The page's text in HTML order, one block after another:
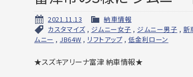
2021.11.13
納車情報
カスタマイズ , ジムニー女子 , ジムニー男子 , 新
ムニー , JB64W , リフトアップ , 低金利ローン
★スズキアリーナ富津 納車情報★